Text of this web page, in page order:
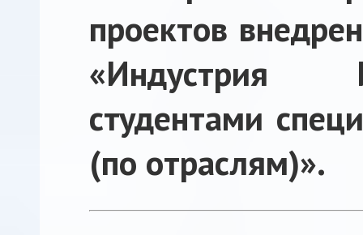
проектов
«Индустрия
студентами
(по отраслям)».